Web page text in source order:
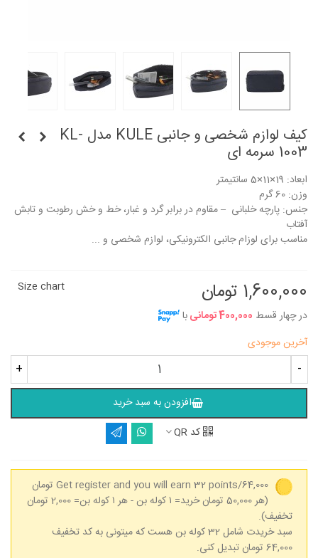
کیف لوازم شخصی و جانبی KULE مدل KL-
1003 سرمه ای
ابعاد: 19×11×5 سانتیمتر
وزن: 60 گرم
جنس: پارچه خلبانی – مقاوم در برابر گرد و غبار، خط و خش رطوبت و تابش
آفتاب
مناسب برای لوزام جانبی الکترونیکی، لوازم شخصی و ...
1,600,000 تومان
در چهار قسط 400,000 تومانی با
Size chart
آخرین موجودی
-
+
افزودن به سبد خرید
کد QR
Get register and you will earn 32 points/64,000 تومان
(هر 50,000 تومان خرید= ۱ کوله بن - هر ۱ کوله بن= 2,000 تومان
تخفیف).
سبد خریدت شامل 32 کوله بن هست که میتونی به کد تخفیف
64,000 تومان تبدیل کنی.